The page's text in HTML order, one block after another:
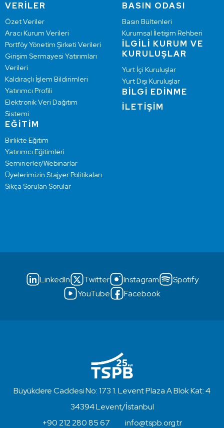
VERİLER
Özet Veriler
Aracı Kurum Verileri
Portföy Yönetim Şirketi Verileri
Girişim Sermayesi Yatırımları
Verileri
Kaldıraçlı İşlem Bildirimleri
Yatırımcı Profili
Elektronik Veri Dağıtım
Sistemi
EĞİTİM
Birlikte Eğitim
Yatırımcı Eğitimleri
Seminerler/Webinarlar
Üyelerimizin Stajyer Politikaları
Sıkça Sorulan Sorular
BASIN ODASI
Basın Bültenleri
Kurumsal İletişim Rehberi
İLGİLİ KURUM VE
KURULUŞLAR
Yurt İçi Kuruluşlar
Yurt Dışı Kuruluşlar
BİLGİ EDİNME
İLETİŞİM
LinkedIn Twitter Instagram
Spotify
YouTube
Facebook
Büyükdere Caddesi No: 173 1. Levent Plaza A Blok Kat: 4
34394 Levent/İstanbul
+90 212 280 85 67
info@tspb.org.tr